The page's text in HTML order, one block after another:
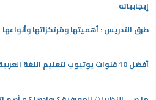
إيجابياته
طرق التدريس : أهميتها ومُرتكزاتها وأنواعها
أفضل 10 قنوات يوتيوب لتعليم اللغة العربية للأطفال